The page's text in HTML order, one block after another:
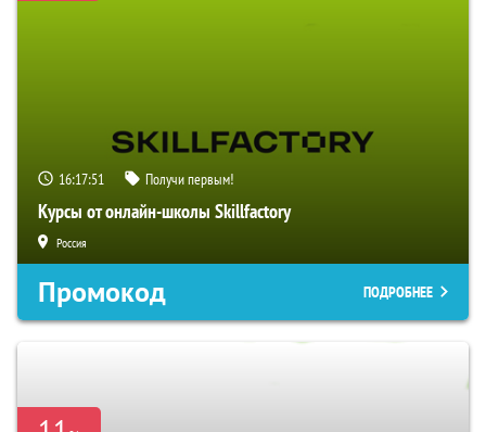
16:17:50 Получи первым!
Курсы от онлайн-школы Skillfactory
Россия
Промокод ПОДРОБНЕЕ